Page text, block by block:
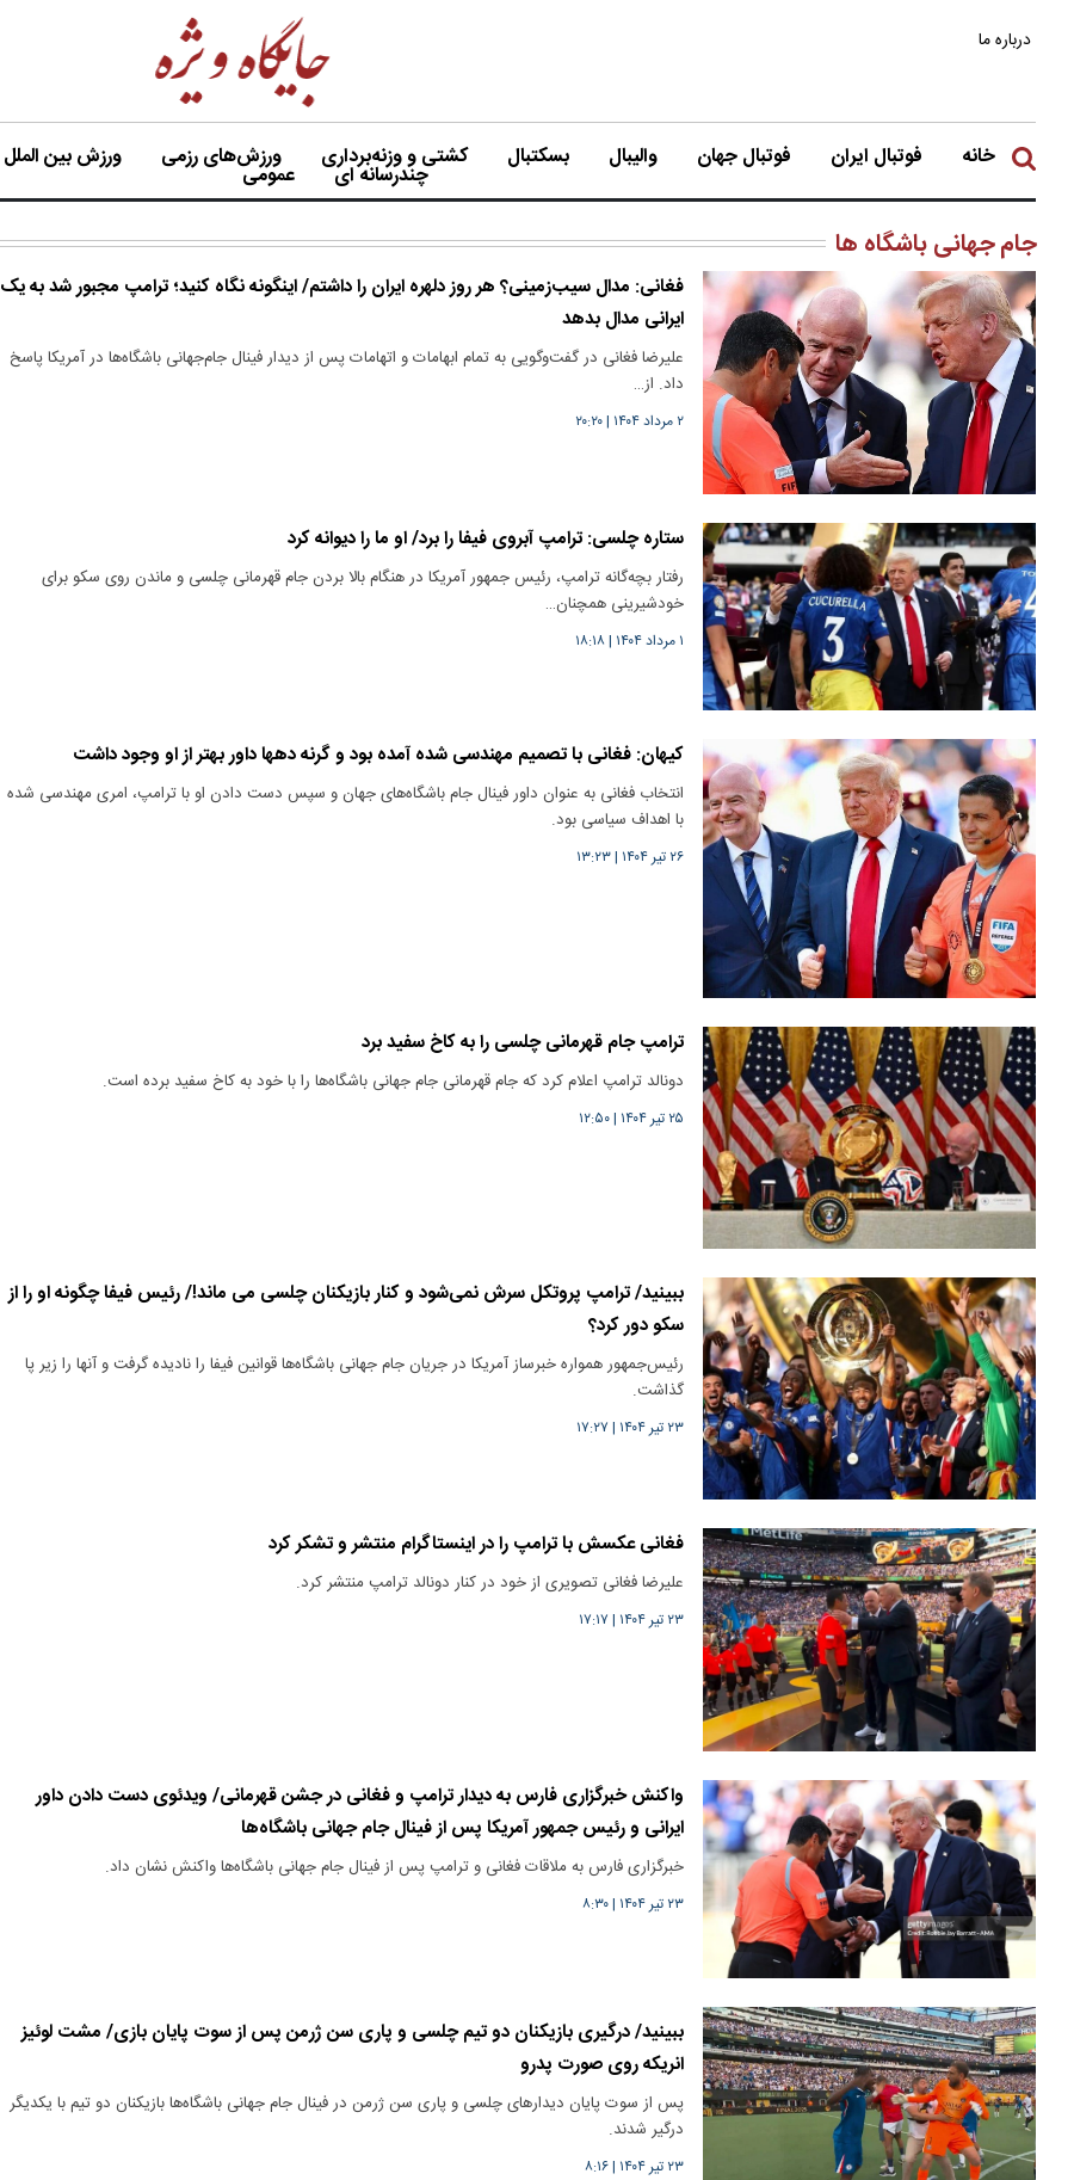
درباره ما
خانه فوتبال ایران فوتبال جهان والیبال بسکتبال کشتی و وزنه‌برداری ورزش‌های رزمی ورزش بین الملل
چندرسانه ای عمومی
جام جهانی باشگاه ها
فغانی: مدال سیب‌زمینی؟ هر روز دلهره ایران را داشتم/ اینگونه نگاه کنید؛ ترامپ مجبور شد به یک
ایرانی مدال بدهد
علیرضا فغانی در گفت‌وگویی به تمام ابهامات و اتهامات پس از دیدار فینال جام‌جهانی باشگاه‌ها در آمریکا پاسخ
داد. از…
۲ مرداد ۱۴۰۴ |۲۰:۲۰
ستاره چلسی: ترامپ آبروی فیفا را برد/ او ما را دیوانه کرد
رفتار بچه‌گانه ترامپ، رئیس جمهور آمریکا در هنگام بالا بردن جام قهرمانی چلسی و ماندن روی سکو برای
خودشیرینی همچنان…
۱ مرداد ۱۴۰۴ |۱۸:۱۸
کیهان: فغانی با تصمیم مهندسی شده آمده بود و گرنه دهها داور بهتر از او وجود داشت
انتخاب فغانی به عنوان داور فینال جام باشگاه‌های جهان و سپس دست دادن او با ترامپ، امری مهندسی شده
با اهداف سیاسی بود.
۲۶ تیر ۱۴۰۴ |۱۳:۲۳
ترامپ جام قهرمانی چلسی را به کاخ سفید برد
دونالد ترامپ اعلام کرد که جام قهرمانی جام جهانی باشگاه‌ها را با خود به کاخ سفید برده است.
۲۵ تیر ۱۴۰۴ |۱۲:۵۰
ببینید/ ترامپ پروتکل سرش نمی‌شود و کنار بازیکنان چلسی می ماند!/ رئیس فیفا چگونه او را از
سکو دور کرد؟
رئیس‌جمهور همواره خبرساز آمریکا در جریان جام جهانی باشگاه‌ها قوانین فیفا را نادیده گرفت و آنها را زیر پا
گذاشت.
۲۳ تیر ۱۴۰۴ | ۱۷:۲۷
فغانی عکسش با ترامپ را در اینستاگرام منتشر و تشکر کرد
علیرضا فغانی تصویری از خود در کنار دونالد ترامپ منتشر کرد.
۲۳ تیر ۱۴۰۴ | ۱۷:۱۷
واکنش خبرگزاری فارس به دیدار ترامپ و فغانی در جشن قهرمانی/ ویدئوی دست دادن داور
ایرانی و رئیس جمهور آمریکا پس از فینال جام جهانی باشگاه‌ها
خبرگزاری فارس به ملاقات فغانی و ترامپ پس از فینال جام جهانی باشگاه‌ها واکنش نشان داد.
۲۳ تیر ۱۴۰۴ |۸:۳۰
ببینید/ درگیری بازیکنان دو تیم چلسی و پاری سن ژرمن پس از سوت پایان بازی/ مشت لوئیز
انریکه روی صورت پدرو
پس از سوت پایان دیدار‌های چلسی و پاری سن ژرمن در فینال جام جهانی باشگاه‌ها بازیکنان دو تیم با یکدیگر
درگیر شدند.
۲۳ تیر ۱۴۰۴ |۸:۱۶